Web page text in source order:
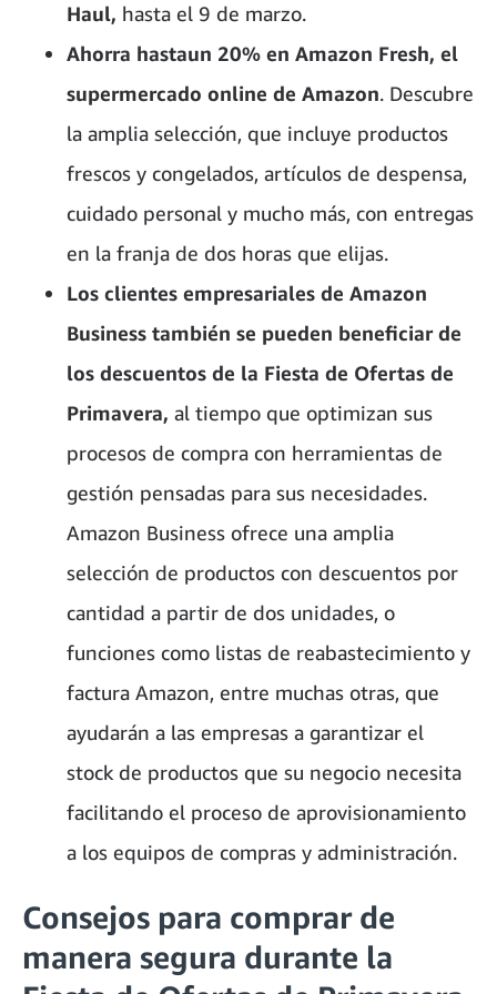
Haul, hasta el 9 de marzo.
Ahorra hastaun 20% en Amazon Fresh, el
supermercado online de Amazon. Descubre
la amplia selección, que incluye productos
frescos y congelados, artículos de despensa,
cuidado personal y mucho más, con entregas
en la franja de dos horas que elijas.
Los clientes empresariales de Amazon
Business también se pueden beneficiar de
los descuentos de la Fiesta de Ofertas de
Primavera, al tiempo que optimizan sus
procesos de compra con herramientas de
gestión pensadas para sus necesidades.
Amazon Business ofrece una amplia
selección de productos con descuentos por
cantidad a partir de dos unidades, o
funciones como listas de reabastecimiento y
factura Amazon, entre muchas otras, que
ayudarán a las empresas a garantizar el
stock de productos que su negocio necesita
facilitando el proceso de aprovisionamiento
a los equipos de compras y administración.
Consejos para comprar de
manera segura durante la